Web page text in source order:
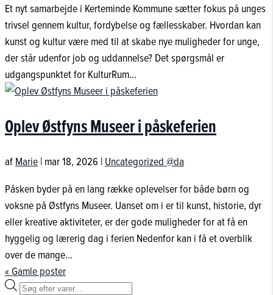
Et nyt samarbejde i Kerteminde Kommune sætter fokus på unges
trivsel gennem kultur, fordybelse og fællesskaber. Hvordan kan
kunst og kultur være med til at skabe nye muligheder for unge,
der står udenfor job og uddannelse? Det spørgsmål er
udgangspunktet for KulturRum...
Oplev Østfyns Museer i påskeferien
af Marie | mar 18, 2026 | Uncategorized @da
Påsken byder på en lang række oplevelser for både børn og
voksne på Østfyns Museer. Uanset om i er til kunst, historie, dyr
eller kreative aktiviteter, er der gode muligheder for at få en
hyggelig og lærerig dag i ferien Nedenfor kan i få et overblik
over de mange...
« Gamle poster
Products